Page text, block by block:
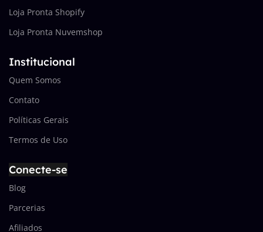
Loja Pronta Shopify
Loja Pronta Nuvemshop
Institucional
Quem Somos
Contato
Políticas Gerais
Termos de Uso
Conecte-se
Blog
Parcerias
Afiliados